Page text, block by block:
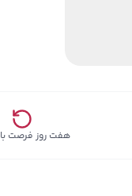
هفت روز فرصت